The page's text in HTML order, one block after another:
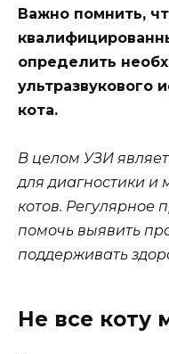
Важно помнить,
определить
ультразвукового
кота.
В целом УЗИ
для диагностики и
котов. Регулярное
помочь выявить
поддерживать
Не все коту